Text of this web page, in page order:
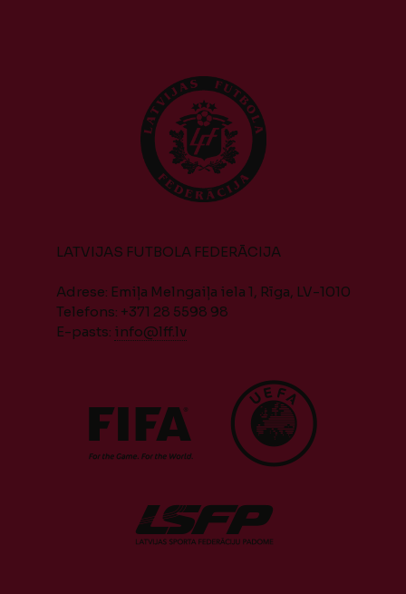
LATVIJAS FUTBOLA FEDERĀCIJA
Adrese: Emiļa Melngaiļa iela 1, Rīga, LV-1010
Telefons: +371 28 5598 98
E-pasts: info@lff.lv